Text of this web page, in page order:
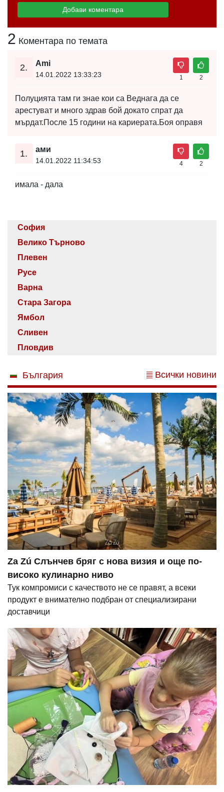
2 Коментара по темата
2. Ami
14.01.2022 13:33:23 1 2
Полуцията там ги знае кои са Веднага да се
арестуват и много здрав бой докато спрат да
мърдат.После 15 години на кариерата.Боя оправя
1. ами
14.01.2022 11:34:53 4 2
имала - дала
София
Велико Търново
Плевен
Русе
Варна
Стара Загора
Ямбол
Сливен
Пловдив
България Всички новини
Za Zú Слънчев бряг с нова визия и още по-
високо кулинарно ниво
Тук компромиси с качеството не се правят, а всеки
продукт е внимателно подбран от специализирани
доставчици